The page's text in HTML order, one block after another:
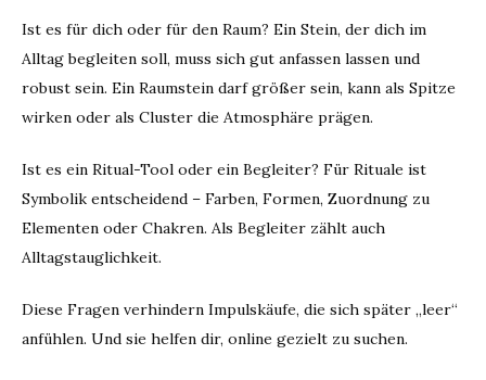
Ist es für dich oder für den Raum? Ein Stein, der dich im
Alltag begleiten soll, muss sich gut anfassen lassen und
robust sein. Ein Raumstein darf größer sein, kann als Spitze
wirken oder als Cluster die Atmosphäre prägen.
Ist es ein Ritual-Tool oder ein Begleiter? Für Rituale ist
Symbolik entscheidend – Farben, Formen, Zuordnung zu
Elementen oder Chakren. Als Begleiter zählt auch
Alltagstauglichkeit.
Diese Fragen verhindern Impulskäufe, die sich später „leer“
anfühlen. Und sie helfen dir, online gezielt zu suchen.